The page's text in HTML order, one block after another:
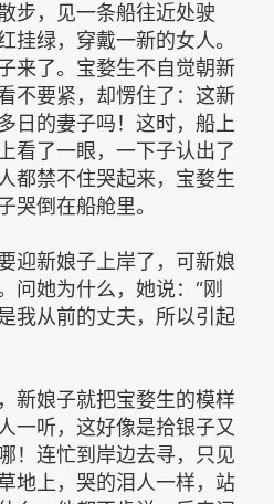
步，见一条船往近处驶
挂绿，穿戴一新的女人。
来了。宝婺生不自觉朝新
不要紧，却愣住了：这新
日的妻子吗！这时，船上
看了一眼，一下子认出了
都禁不住哭起来，宝婺生
哭倒在船舱里。
迎新娘子上岸了，可新娘
问她为什么，她说：“刚
我从前的丈夫，所以引起
新娘子就把宝婺生的模样
一听，这好像是拾银子又
！连忙到岸边去寻，只见
地上，哭的泪人一样，站